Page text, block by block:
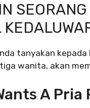
tanyakan
wanita, akan
A